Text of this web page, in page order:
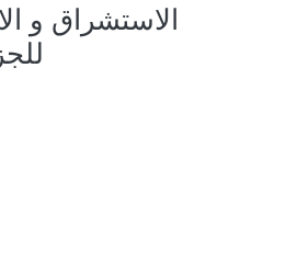
الاستشراق و